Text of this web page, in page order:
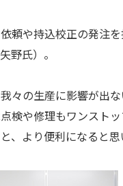
依頼や持込校正の発注
野氏）。
我々の生産に影響が出
検や修理もワンスト
、より便利になると思